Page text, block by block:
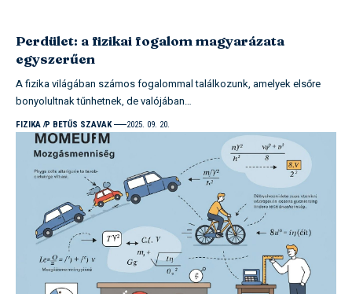
Perdület: a fizikai fogalom magyarázata
egyszerűen
A fizika világában számos fogalommal találkozunk, amelyek elsőre
bonyolultnak tűnhetnek, de valójában…
FIZIKA P BETŰS SZAVAK 2025. 09. 20.